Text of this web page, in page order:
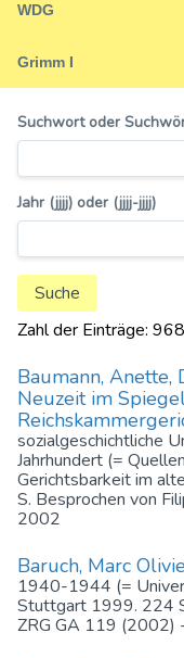
WDG
Grimm I
Suchwort oder
Jahr (jjjj) oder (jjjj-jjjj)
Zahl der Einträge:
Baumann,
Neuzeit im
sozialgeschichtliche
Jahrhundert (=
Gerichtsbarkeit im
S. Besprochen von
2002
Baruch, Marc
1940-1944 (=
Stuttgart 1999. 224
ZRG GA 119 (2002)